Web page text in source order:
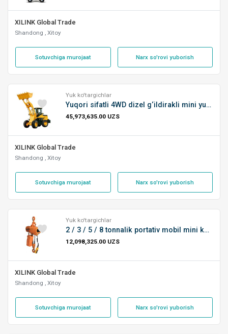
XILINK Global Trade
Shandong , Xitoy
Sotuvchiga murojaat Narx so'rovi yuborish
Yuk ko'targichlar
Yuqori sifatli 4WD dizel g‘ildirakli mini yuklagich (Wheel Loader)
45,973,635.00 UZS
XILINK Global Trade
Shandong , Xitoy
Sotuvchiga murojaat Narx so'rovi yuborish
Yuk ko'targichlar
2 / 3 / 5 / 8 tonnalik portativ mobil mini kozlovoy kran elektr tal bilan
12,098,325.00 UZS
XILINK Global Trade
Shandong , Xitoy
Sotuvchiga murojaat Narx so'rovi yuborish